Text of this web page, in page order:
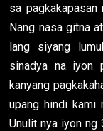
sa pagkakapasan
Nang nasa gitna
lang siyang
sinadya na iyon
kanyang
upang hindi kami
Unulit nya iyon